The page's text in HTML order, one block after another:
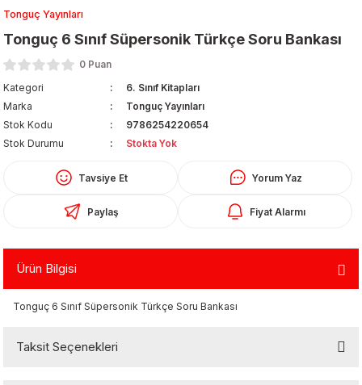
Tonguç Yayınları
Tonguç 6 Sınıf Süpersonik Türkçe Soru Bankası
0 Puan
Kategori
6. Sınıf Kitapları
Marka
Tonguç Yayınları
Stok Kodu
9786254220654
Stok Durumu
Stokta Yok
Tavsiye Et Yorum Yaz
Paylaş Fiyat Alarmı
Ürün Bilgisi
Tonguç 6 Sınıf Süpersonik Türkçe Soru Bankası
Taksit Seçenekleri